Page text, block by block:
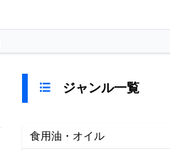
ジャンル一覧
食用油・オイル